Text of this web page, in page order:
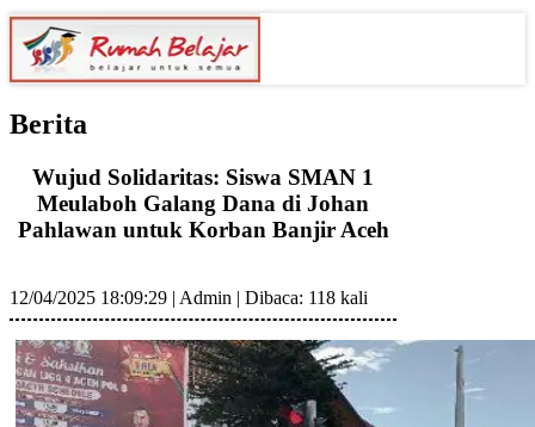
Berita
Wujud Solidaritas: Siswa SMAN 1
Meulaboh Galang Dana di Johan
Pahlawan untuk Korban Banjir Aceh
12/04/2025 18:09:29 | Admin | Dibaca: 118 kali